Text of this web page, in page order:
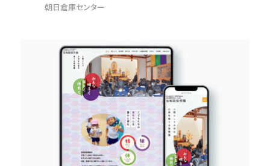
朝日倉庫センター